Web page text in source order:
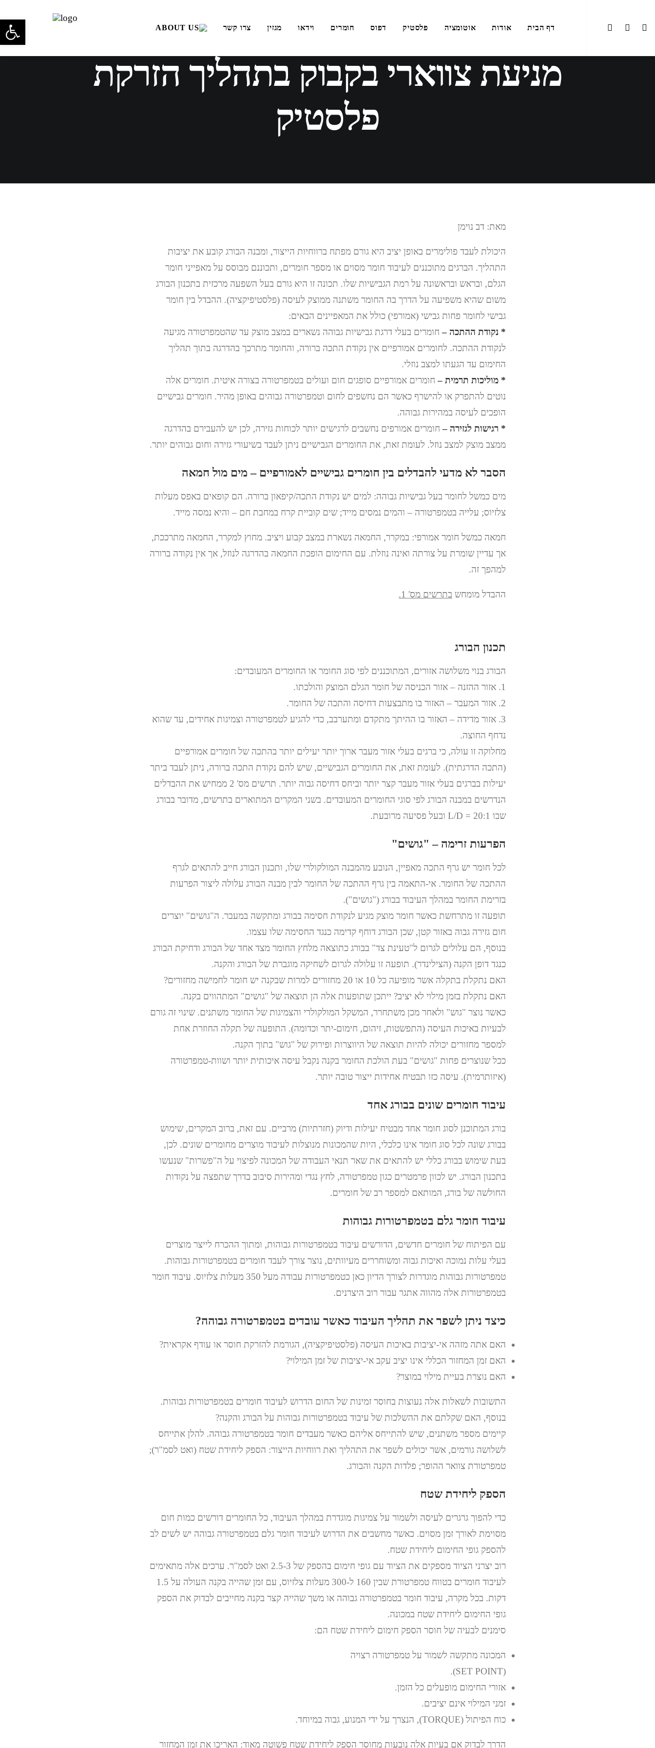
דף הבית אודות אוטומציה פלסטיק דפוס חומרים וידאו מגזין צרו קשר
מניעת צווארי בקבוק בתהליך הזרקת
פלסטיק
מאת: דב נוימן
היכולת לעבד פולימרים באופן יציב היא גורם מפתח ברווחיות הייצור, ומבנה הבורג קובע את יציבות
התהליך. הברגים מתוכננים לעיבוד חומר מסוים או מספר חומרים, ותכוננם מבוסס על מאפייני חומר
הגלם, ובראש ובראשונה על רמת הגבישיות שלו. תכונה זו היא גורם בעל השפעה מרכזית בתכנון הבורג
משום שהיא משפיעה על הדרך בה החומר משתנה ממוצק לעיסה (פלסטיפיקציה). ההבדל בין חומר
גבישי לחומר פחות גבישי (אמורפי) כולל את המאפיינים הבאים:
* נקודת ההתכה –חומרים בעלי דרגת גבישיות גבוהה נשארים במצב מוצק עד שהטמפרטורה מגיעה
לנקודת ההתכה. לחומרים אמורפיים אין נקודת התכה ברורה, והחומר מתרכך בהדרגה בתוך תהליך
החימום עד הגעתו למצב נוזלי.
* מוליכות תרמית –חומרים אמורפיים סופגים חום ועולים בטמפרטורה בצורה איטית. חומרים אלה
נוטים להתפרק או להישרף כאשר הם נחשפים לחום וטמפרטורה גבוהים באופן מהיר. חומרים גבישיים
הופכים לעיסה במהירות גבוהה.
* רגישות לגזירה –חומרים אמורפים נחשבים לרגישים יותר לכוחות גזירה, לכן יש להעבירם בהדרגה
ממצב מוצק למצב נוזל. לעומת זאת, את החומרים הגבישיים ניתן לעבד בשיעורי גזירה וחום גבוהים יותר.
הסבר לא מדעי להבדלים בין חומרים גבישיים לאמורפיים – מים מול חמאה
מים כמשל לחומר בעל גבישיות גבוהה: למים יש נקודת התכה/קיפאון ברורה. הם קופאים באפס מעלות
צלזיוס; עלייה בטמפרטורה – והמים נמסים מייד; שים קוביית קרח במחבת חם – והיא נמסה מייד.
חמאה כמשל חומר אמורפי: במקרר, החמאה נשארת במצב קבוע ויציב. מחוץ למקרר, החמאה מתרככת,
אך עדיין שומרת על צורתה ואינה נוזלת. עם החימום הופכת החמאה בהדרגה לנוזל, אך אין נקודה ברורה
למהפך זה.
ההבדל מומחש בתרשים מס' 1.
תכנון הבורג
הבורג בנוי משלושה אזורים, המתוכננים לפי סוג החומר או החומרים המעובדים:
1. אזור ההזנה – אזור הכניסה של חומר הגלם המוצק והולכתו.
2. אזור המעבר – האזור בו מתבצעות דחיסה והתכה של החומר.
3. אזור מדידה – האזור בו ההיתך מתקדם ומתערבב, כדי להגיע לטמפרטורה וצמיגות אחידים, עד שהוא
נדחף החוצה.
מחלוקה זו עולה, כי ברגים בעלי אזור מעבר ארוך יותר יעילים יותר בהתכה של חומרים אמורפיים
(התכה הדרגתית). לעומת זאת, את החומרים הגבישיים, שיש להם נקודת התכה ברורה, ניתן לעבד ביתר
יעילות בברגים בעלי אזור מעבר קצר יותר וביחס דחיסה גבוה יותר. תרשים מס' 2 ממחיש את ההבדלים
הנדרשים במבנה הבורג לפי סוגי החומרים המעובדים. בשני המקרים המתוארים בתרשים, מדובר בבורג
שבו L/D = 20:1 ובעל פסיעה מרובעת.
הפרעות זרימה – "גושים"
לכל חומר יש גרף התכה מאפיין, הנובע מהמבנה המולקולרי שלו, ותכנון הבורג חייב להתאים לגרף
ההתכה של החומר. אי-התאמה בין גרף ההתכה של החומר לבין מבנה הבורג עלולה ליצור הפרעות
בזרימת החומר במהלך העיבוד בבורג ("גושים").
תופעה זו מתרחשת כאשר חומר מוצק מגיע לנקודת חסימה בבורג ומתקשה במעבר. ה"גושים" יוצרים
חום גזירה גבוה באזור קטן, שכן הבורג דוחף קדימה כנגד החסימה שלו עצמו.
בנוסף, הם עלולים לגרום ל"טעינת צד" בבורג כתוצאה מלחץ החומר מצד אחד של הבורג ודחיקת הבורג
כנגד דופן הקנה (הצילינדר). תופעה זו עלולה לגרום לשחיקה מוגברת של הבורג והקנה.
האם נתקלת בתקלה אשר מופיעה כל 10 או 20 מחזורים למרות שבקנה יש חומר לחמישה מחזורים?
האם נתקלת בזמן מילוי לא יציב? ייתכן שתופעות אלה הן תוצאה של "גושים" המתהווים בקנה.
כאשר נוצר "גוש" ולאחר מכן משתחרר, המשקל המולקולרי והצמיגות של החומר משתנים. שינוי זה גורם
לבעיות באיכות העיסה (התפשטות, זיהום, חימום-יתר וכדומה). התופעה של תקלה החוזרת אחת
למספר מחזורים יכולה להיות תוצאה של היווצרות ופירוק של "גוש" בתוך הקנה.
ככל שנוצרים פחות "גושים" בעת הולכת החומר בקנה נקבל עיסה איכותית יותר ושוות-טמפרטורה
(איזותרמית). עיסה כזו תבטיח אחידות ייצור טובה יותר.
עיבוד חומרים שונים בבורג אחד
בורג המתוכנן לסוג חומר אחד מבטיח יעילות ודיוק (חזרתיות) מרביים. עם זאת, ברוב המקרים, שימוש
בבורג שונה לכל סוג חומר אינו כלכלי, היות שהמכונות מנוצלות לעיבוד מוצרים מחומרים שונים. לכן,
בעת שימוש בבורג כללי יש להתאים את שאר תנאי העבודה של המכונה לפיצוי על ה"פשרות" שנעשו
בתכנון הבורג. יש לכוון פרמטרים כגון טמפרטורה, לחץ נגדי ומהירות סיבוב בדרך שתפצה על נקודות
החולשה של בורג, המותאם למספר רב של חומרים.
עיבוד חומר גלם בטמפרטורות גבוהות
עם הפיתוח של חומרים חדשים, הדורשים עיבוד בטמפרטורות גבוהות, ומתוך ההכרח לייצר מוצרים
בעלי עלות נמוכה ואיכות גבוה ומשוחררים מעיוותים, נוצר צורך לעבד חומרים בטמפרטורות גבוהות.
טמפרטורות גבוהות מוגדרות לצורך הדיון כאן כטמפרטורות עבודה מעל 350 מעלות צלזיוס. עיבוד חומר
בטמפרטורות אלה מהווה אתגר עבור רוב היצרנים.
כיצד ניתן לשפר את תהליך העיבוד כאשר עובדים בטמפרטורה גבוהה?
האם אתה מזהה אי-יציבות באיכות העיסה (פלסטיפיקציה), הגורמת להזרקת חוסר או עודף אקראית?
האם זמן המחזור הכללי אינו יציב עקב אי-יציבות של זמן המילוי?
האם נוצרת בעיית מילוי במוצר?
התשובות לשאלות אלה נעוצות בחוסר זמינות של החום הדרוש לעיבוד חומרים בטמפרטורות גבוהות.
בנוסף, האם שקלתם את ההשלכות של עיבוד בטמפרטורות גבוהות על הבורג והקנה?
קיימים מספר משתנים, שיש להתייחס אליהם כאשר מעבדים חומר בטמפרטורה גבוהה. להלן אתייחס
לשלושה גורמים, אשר יכולים לשפר את התהליך ואת רווחיות הייצור: הספק ליחידת שטח (ואט לסמ"ר);
טמפרטורת צוואר ההופר; פלדות הקנה והבורג.
הספק ליחידת שטח
כדי להפוך גרגרים לעיסה ולשמור על צמיגות מוגדרת במהלך העיבוד, כל החומרים דורשים כמות חום
מסוימת לאורך זמן מסוים. כאשר מחשבים את הדרוש לעיבוד חומר גלם בטמפרטורה גבוהה יש לשים לב
להספק גופי החימום ליחידת שטח.
רוב יצרני הציוד מספקים את הציוד עם גופי חימום בהספק של 2.5-3 ואט לסמ"ר. ערכים אלה מתאימים
לעיבוד חומרים בטווח טמפרטורת שבין 160 ל-300 מעלות צלזיוס, עם זמן שהייה בקנה העולה על 1.5
דקות. בכל מקרה, עיבוד חומר בטמפרטורה גבוהה או משך שהייה קצר בקנה מחייבים לבדוק את הספק
גופי החימום ליחידת שטח במכונה.
סימנים לבעיה של חוסר הספק חימום ליחידת שטח הם:
המכונה מתקשה לשמור על טמפרטורה רצויה
(SET POINT).
אזורי החימום מופעלים כל הזמן.
זמני המילוי אינם יציבים.
כוח הפיתול (TORQUE), הנצרך על ידי המנוע, גבוה במיוחד.
הדרך לבדוק אם בעיות אלה נובעות מחוסר הספק ליחידת שטח פשוטה מאוד: האריכו את זמן המחזור
פתח